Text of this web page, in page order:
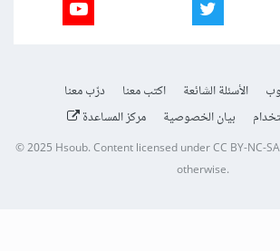
الأسئلة الشائعة اكتب معنا
درّب معنا
بيان الخصوصية مركز المساعدة
© 2025 Hsoub.Content licensed underCC BY-NC-
otherwise.